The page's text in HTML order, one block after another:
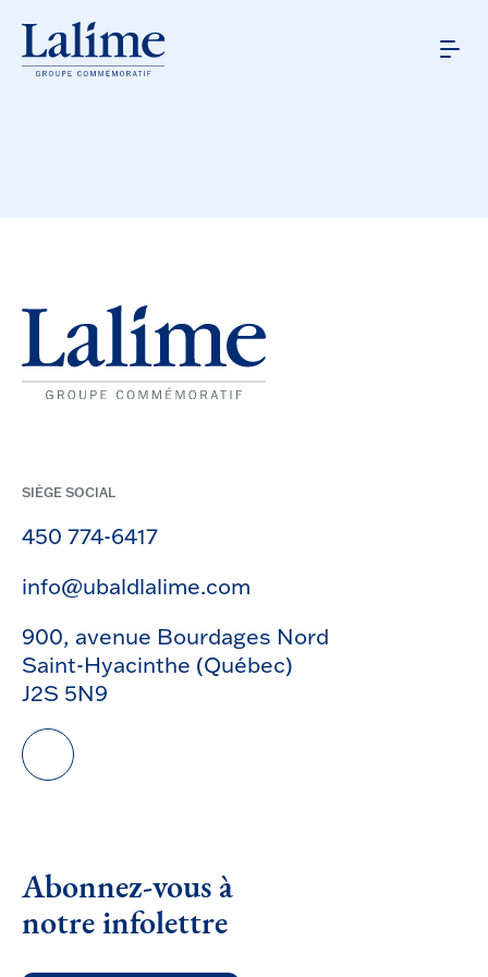
SIÈGE SOCIAL
450 774-6417
info@ubaldlalime.com
900, avenue Bourdages Nord
Saint-Hyacinthe (Québec)
J2S 5N9
Abonnez-vous à
notre infolettre